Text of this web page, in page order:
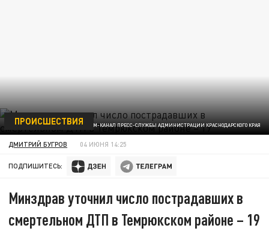
ФОТО: ТЕЛЕГРАМ-КАНАЛ ПРЕСС-СЛУЖБЫ АДМИНИСТРАЦИИ КРАСНОДАРСКОГО КРАЯ
ПРОИСШЕСТВИЯ
ДМИТРИЙ БУГРОВ 04 ИЮНЯ 14:25
ПОДПИШИТЕСЬ:
Минздрав уточнил число пострадавших в
смертельном ДТП в Темрюкском районе – 19